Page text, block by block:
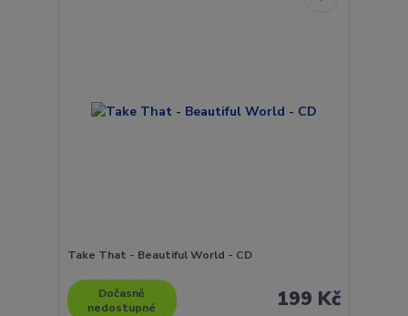
Take That - Beautiful World - CD
199 Kč
Dočasně
nedostupné